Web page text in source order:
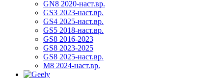
GN8 2020-наст.вр.
GS3 2023-наст.вр.
GS4 2025-наст.вр.
GS5 2018-наст.вр.
GS8 2016-2023
GS8 2023-2025
GS8 2025-наст.вр.
M8 2024-наст.вр.